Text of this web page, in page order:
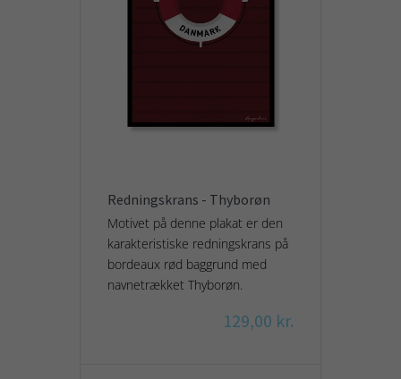
Redningskrans - Thyborøn
Motivet på denne plakat er den
karakteristiske redningskrans på
bordeaux rød baggrund med
navnetrækket Thyborøn.
129,00 kr.